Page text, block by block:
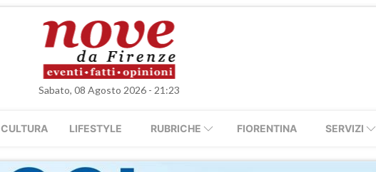
Sabato, 08 Agosto 2026 - 21:23
CULTURA LIFESTYLE RUBRICHE FIORENTINA SERVIZI